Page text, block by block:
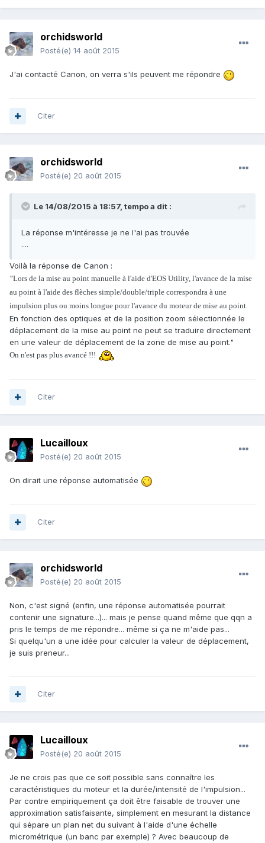
orchidsworld
Posté(e) 14 août 2015
J'ai contacté Canon, on verra s'ils peuvent me répondre
Citer
orchidsworld
Posté(e) 20 août 2015
Le 14/08/2015 à 18:57, tempo a dit :
La réponse m'intéresse je ne l'ai pas trouvée
....
Voilà la réponse de Canon :
"Lors de la mise au point manuelle à l'aide d'EOS Utility, l'avance de la mise
au point à l'aide des flèches simple/double/triple correspondra à une
impulsion plus ou moins longue pour l'avance du moteur de mise au point.
En fonction des optiques et de la position zoom sélectionnée le
déplacement de la mise au point ne peut se traduire directement
en une valeur de déplacement de la zone de mise au point."
On n'est pas plus avancé !!!
Citer
Lucailloux
Posté(e) 20 août 2015
On dirait une réponse automatisée
Citer
orchidsworld
Posté(e) 20 août 2015
Non, c'est signé (enfin, une réponse automatisée pourrait
contenir une signature...)... mais je pense quand même que qqn a
pris le temps de me répondre... même si ça ne m'aide pas...
Si quelqu'un a une idée pour calculer la valeur de déplacement,
je suis preneur...
Citer
Lucailloux
Posté(e) 20 août 2015
Je ne crois pas que ce soit possible sans connaître les
caractéristiques du moteur et la durée/intensité de l'impulsion...
Par contre empiriquement ça doit être faisable de trouver une
approximation satisfaisante, simplement en mesurant la distance
qui sépare un plan net du suivant à l'aide d'une échelle
micrométrique (un banc par exemple) ? Avec beaucoup de